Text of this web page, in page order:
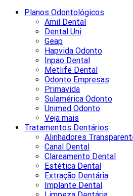
Planos Odontológicos
Amil Dental
Dental Uni
Geap
Hapvida Odonto
Inpao Dental
Metlife Dental
Odonto Empresas
Primavida
Sulamérica Odonto
Unimed Odonto
Veja mais
Tratamentos Dentários
Alinhadores
Canal Dental
Clareamento Dental
Estética Dental
Extração Dentária
Implante Dental